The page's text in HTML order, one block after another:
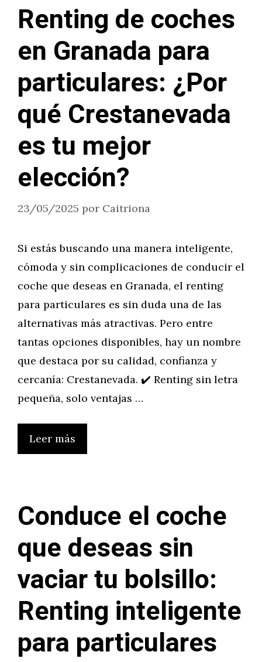
Renting de coches
en Granada para
particulares: ¿Por
qué Crestanevada
es tu mejor
elección?
23/05/2025 por Caitriona
Si estás buscando una manera inteligente,
cómoda y sin complicaciones de conducir el
coche que deseas en Granada, el renting
para particulares es sin duda una de las
alternativas más atractivas. Pero entre
tantas opciones disponibles, hay un nombre
que destaca por su calidad, confianza y
cercanía: Crestanevada. ✔️ Renting sin letra
pequeña, solo ventajas …
Leer más
Conduce el coche
que deseas sin
vaciar tu bolsillo:
Renting inteligente
para particulares